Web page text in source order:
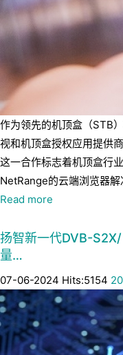
作为领先的机顶盒（STB
视和机顶盒授权应用提供
这一合作标志着机顶盒行
NetRange的云端浏览器
Read more
扬智新一代DVB-
量…
07-06-2024 Hits:5154